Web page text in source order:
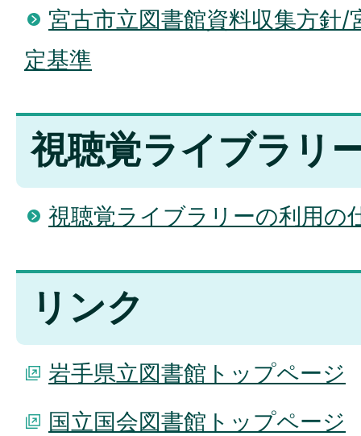
宮古市立図書館資料収集方針/
定基準
視聴覚ライブラリ
視聴覚ライブラリーの利用の
リンク
岩手県立図書館トップページ
国立国会図書館トップページ